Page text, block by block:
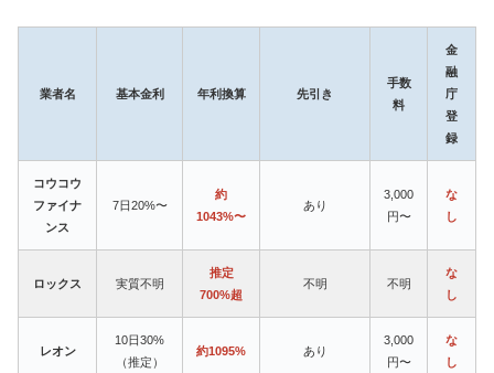
業者名 基本金利 年利換算 先引き
手数
料
金
融
庁
登
録
コウコウ
ファイナ
ンス
7日20%〜
約
1043%〜
あり
3,000
円〜
な
し
ロックス 実質不明
推定
700%超
不明 不明
な
し
レオン
10日30%
（推定）
約1095% あり
3,000
円〜
な
し